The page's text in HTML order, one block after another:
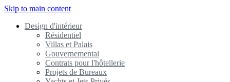
Skip to main content
Design d'intérieur
Résidentiel
Villas et Palais
Gouvernemental
Contrats pour l'hôtellerie
Projets de Bureaux